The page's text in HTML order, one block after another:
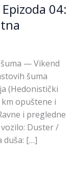
04:
šuma — Vikend
šuma
(Hedonistički
opuštene i
i pregledne
Duster /
duša: […]